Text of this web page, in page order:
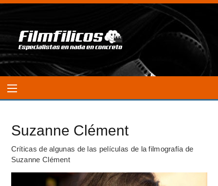
Suzanne Clément
Críticas de algunas de las películas de la filmografía de
Suzanne Clément